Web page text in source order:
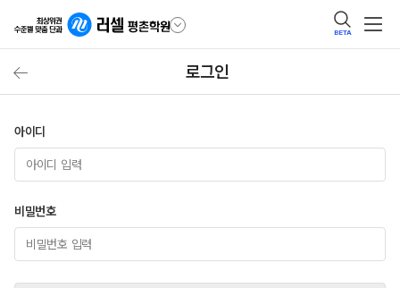
BETA
로그인
아이디
비밀번호